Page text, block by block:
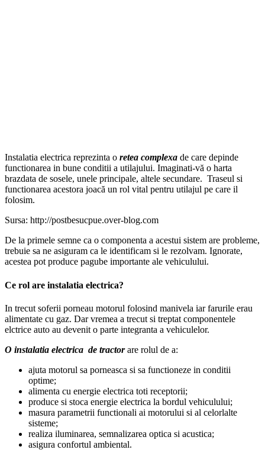
Instalatia electrica reprezinta o retea complexa de care depinde
functionarea in bune conditii a utilajului. Imaginati-vă o harta
brazdata de sosele, unele principale, altele secundare. Traseul si
functionarea acestora joacă un rol vital pentru utilajul pe care il
folosim.
Sursa: http://postbesucpue.over-blog.com
De la primele semne ca o componenta a acestui sistem are probleme,
trebuie sa ne asiguram ca le identificam si le rezolvam. Ignorate,
acestea pot produce pagube importante ale vehiculului.
Ce rol are instalatia electrica?
In trecut soferii porneau motorul folosind manivela iar farurile erau
alimentate cu gaz. Dar vremea a trecut si treptat componentele
elctrice auto au devenit o parte integranta a vehiculelor.
O instalatia electrica de tractorare rolul de a:
ajuta motorul sa porneasca si sa functioneze in conditii
optime;
alimenta cu energie electrica toti receptorii;
produce si stoca energie electrica la bordul vehiculului;
masura parametrii functionali ai motorului si al celorlalte
sisteme;
realiza iluminarea, semnalizarea optica si acustica;
asigura confortul ambiental.